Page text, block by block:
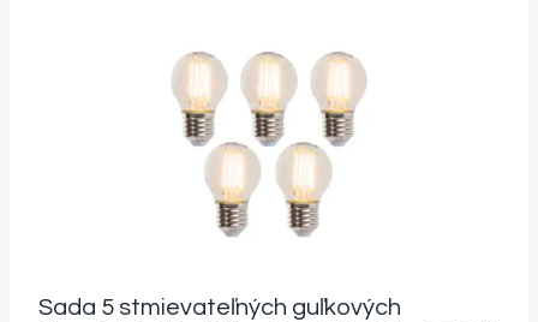
Sada 5 stmievateľných guľkových